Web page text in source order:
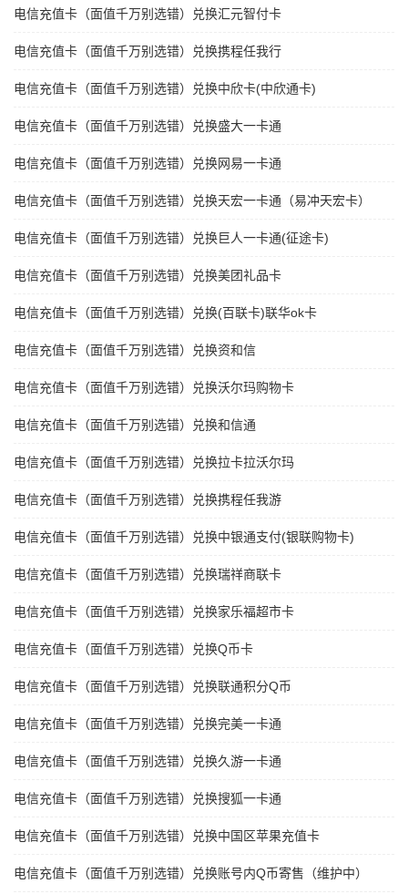
电信充值卡（面值千万别选错）兑换汇元智付卡
电信充值卡（面值千万别选错）兑换携程任我行
电信充值卡（面值千万别选错）兑换中欣卡(中欣通卡)
电信充值卡（面值千万别选错）兑换盛大一卡通
电信充值卡（面值千万别选错）兑换网易一卡通
电信充值卡（面值千万别选错）兑换天宏一卡通（易冲天宏卡）
电信充值卡（面值千万别选错）兑换巨人一卡通(征途卡)
电信充值卡（面值千万别选错）兑换美团礼品卡
电信充值卡（面值千万别选错）兑换(百联卡)联华ok卡
电信充值卡（面值千万别选错）兑换资和信
电信充值卡（面值千万别选错）兑换沃尔玛购物卡
电信充值卡（面值千万别选错）兑换和信通
电信充值卡（面值千万别选错）兑换拉卡拉沃尔玛
电信充值卡（面值千万别选错）兑换携程任我游
电信充值卡（面值千万别选错）兑换中银通支付(银联购物卡)
电信充值卡（面值千万别选错）兑换瑞祥商联卡
电信充值卡（面值千万别选错）兑换家乐福超市卡
电信充值卡（面值千万别选错）兑换Q币卡
电信充值卡（面值千万别选错）兑换联通积分Q币
电信充值卡（面值千万别选错）兑换完美一卡通
电信充值卡（面值千万别选错）兑换久游一卡通
电信充值卡（面值千万别选错）兑换搜狐一卡通
电信充值卡（面值千万别选错）兑换中国区苹果充值卡
电信充值卡（面值千万别选错）兑换账号内Q币寄售（维护中）